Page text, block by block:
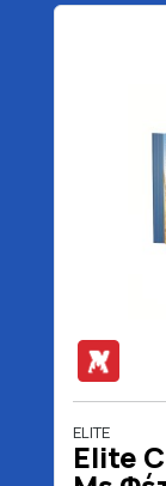
ELITE
Elite